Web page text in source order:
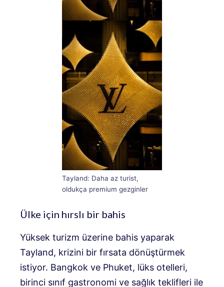
Tayland: Daha az turist,
oldukça premium gezginler
Ülke için hırslı bir bahis
Yüksek turizm üzerine bahis yaparak
Tayland, krizini bir fırsata dönüştürmek
istiyor. Bangkok ve Phuket, lüks otelleri,
birinci sınıf gastronomi ve sağlık teklifleri ile